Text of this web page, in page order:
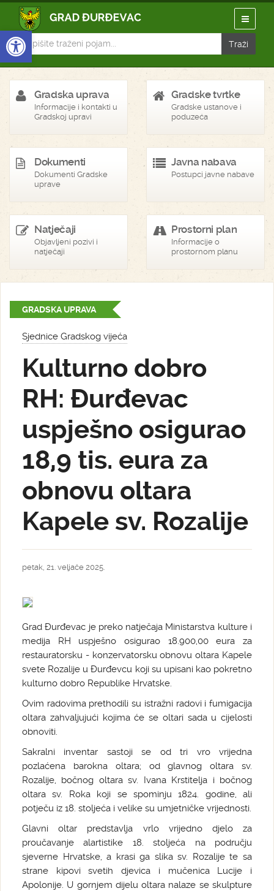
Open toolbar
Gradska uprava
Informacije i kontakti u
Gradskoj upravi
Gradske tvrtke
Gradske ustanove i
poduzeća
Dokumenti
Dokumenti Gradske
uprave
Javna nabava
Postupci javne nabave
Natječaji
Objavljeni pozivi i
natječaji
Prostorni plan
Informacije o
prostornom planu
GRADSKA UPRAVA
Sjednice Gradskog vijeća
Kulturno dobro
RH: Đurđevac
uspješno osigurao
18,9 tis. eura za
obnovu oltara
Kapele sv. Rozalije
petak, 21. veljače 2025.
Grad Đurđevac je preko natječaja Ministarstva kulture i
medija RH uspješno osigurao 18.900,00 eura za
restauratorsku - konzervatorsku obnovu oltara Kapele
svete Rozalije u Đurđevcu koji su upisani kao pokretno
kulturno dobro Republike Hrvatske.
Ovim radovima prethodili su istražni radovi i fumigacija
oltara zahvaljujući kojima će se oltari sada u cijelosti
obnoviti.
Sakralni inventar sastoji se od tri vro vrijedna
pozlaćena barokna oltara; od glavnog oltara sv.
Rozalije, bočnog oltara sv. Ivana Krstitelja i bočnog
oltara sv. Roka koji se spominju 1824. godine, ali
potječu iz 18. stoljeća i velike su umjetničke vrijednosti.
Glavni oltar predstavlja vrlo vrijedno djelo za
proučavanje alartistike 18. stoljeća na području
sjeverne Hrvatske, a krasi ga slika sv. Rozalije te sa
strane kipovi svetih djevica i mučenica Lucije i
Apolonije. U gornjem dijelu oltara nalaze se skulpture